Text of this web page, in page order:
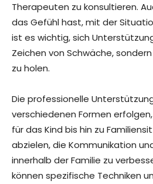
Therapeuten zu konsultieren.
das Gefühl hast, mit der
ist es wichtig, sich
Zeichen von Schwäche,
zu holen.
Die professionelle
verschiedenen Formen
für das Kind bis hin zu
abzielen, die Kommunikation
innerhalb der Familie zu
können spezifische Techniken